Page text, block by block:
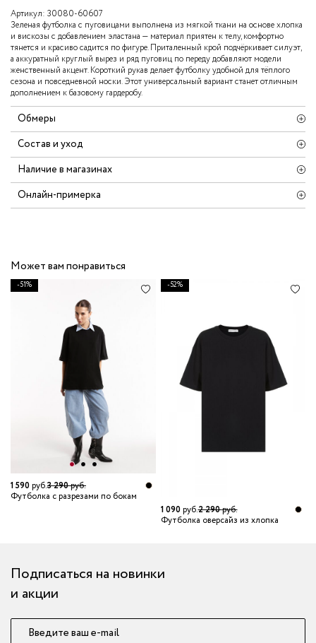
Артикул: 30080-60607
Зеленая футболка с пуговицами выполнена из мягкой ткани на основе хлопка
и вискозы с добавлением эластана — материал приятен к телу, комфортно
тянется и красиво садится по фигуре. Приталенный крой подчёркивает силуэт,
а аккуратный круглый вырез и ряд пуговиц по переду добавляют модели
женственный акцент. Короткий рукав делает футболку удобной для тёплого
сезона и повседневной носки. Этот универсальный вариант станет отличным
дополнением к базовому гардеробу.
Обмеры
Состав и уход
Наличие в магазинах
Онлайн-примерка
Может вам понравиться
-51%
1 590руб.3 290руб.
Футболка с разрезами по бокам
-52%
1 090руб.2 290руб.
Футболка оверсайз из хлопка
Подписаться на новинки
и акции
Введите ваш e-mail